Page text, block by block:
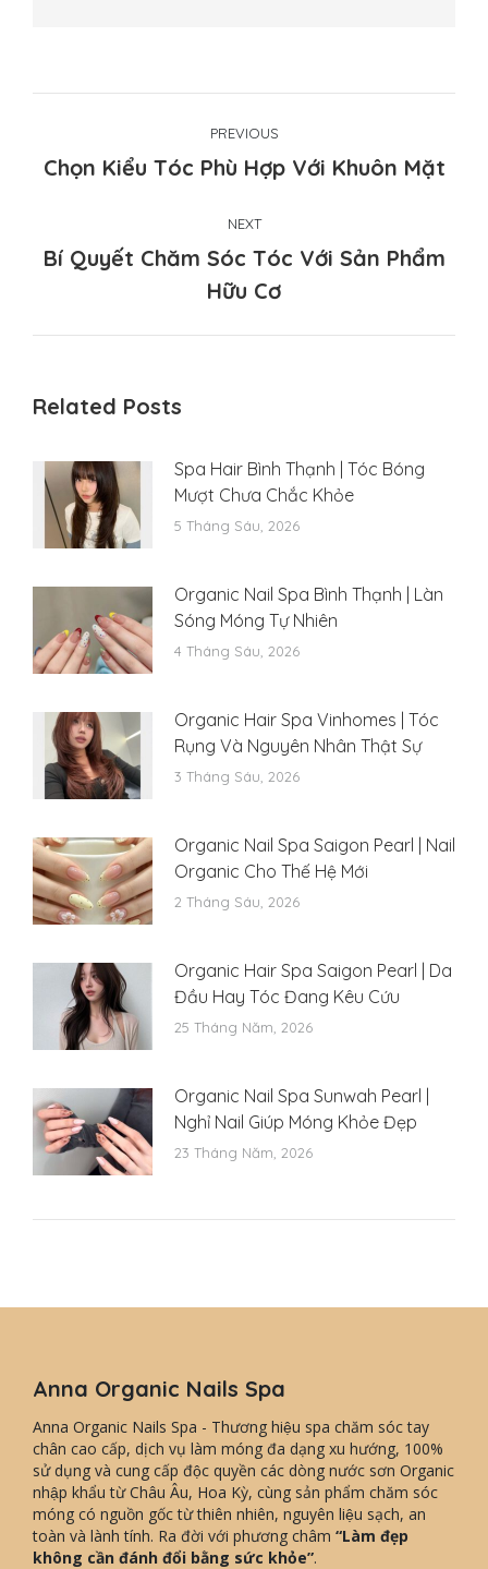
PREVIOUS
Previous
Chọn Kiểu Tóc Phù Hợp Với Khuôn Mặt
NEXT
Next
post:
Bí Quyết Chăm Sóc Tóc Với Sản Phẩm
Hữu Cơ
Related Posts
Spa Hair Bình Thạnh | Tóc Bóng
Mượt Chưa Chắc Khỏe
5 Tháng Sáu, 2026
Organic Nail Spa Bình Thạnh | Làn
Sóng Móng Tự Nhiên
4 Tháng Sáu, 2026
Organic Hair Spa Vinhomes | Tóc
Rụng Và Nguyên Nhân Thật Sự
3 Tháng Sáu, 2026
Organic Nail Spa Saigon Pearl | Nail
Organic Cho Thế Hệ Mới
2 Tháng Sáu, 2026
Organic Hair Spa Saigon Pearl | Da
Đầu Hay Tóc Đang Kêu Cứu
25 Tháng Năm, 2026
Organic Nail Spa Sunwah Pearl |
Nghỉ Nail Giúp Móng Khỏe Đẹp
23 Tháng Năm, 2026
Anna Organic Nails Spa
Anna Organic Nails Spa - Thương hiệu spa chăm sóc tay
chân cao cấp, dịch vụ làm móng đa dạng xu hướng, 100%
sử dụng và cung cấp độc quyền các dòng nước sơn Organic
nhập khẩu từ Châu Âu, Hoa Kỳ, cùng sản phẩm chăm sóc
móng có nguồn gốc từ thiên nhiên, nguyên liệu sạch, an
toàn và lành tính. Ra đời với phương châm “Làm đẹp
không cần đánh đổi bằng sức khỏe”.